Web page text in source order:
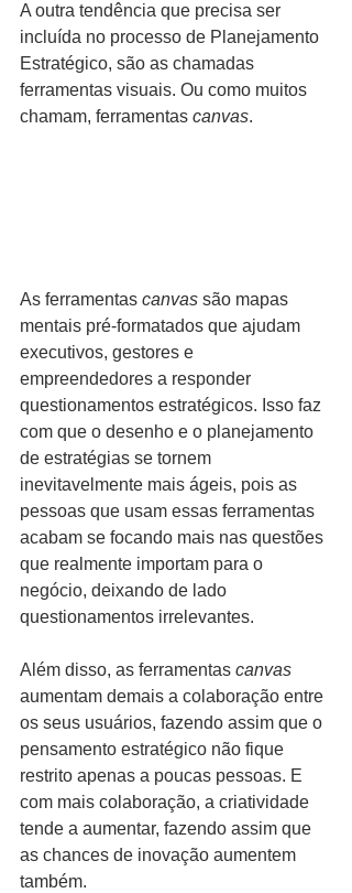
A outra tendência que precisa ser
incluída no processo de Planejamento
Estratégico, são as chamadas
ferramentas visuais. Ou como muitos
chamam, ferramentas canvas.
As ferramentas canvas são mapas
mentais pré-formatados que ajudam
executivos, gestores e
empreendedores a responder
questionamentos estratégicos. Isso faz
com que o desenho e o planejamento
de estratégias se tornem
inevitavelmente mais ágeis, pois as
pessoas que usam essas ferramentas
acabam se focando mais nas questões
que realmente importam para o
negócio, deixando de lado
questionamentos irrelevantes.
Além disso, as ferramentas canvas
aumentam demais a colaboração entre
os seus usuários, fazendo assim que o
pensamento estratégico não fique
restrito apenas a poucas pessoas. E
com mais colaboração, a criatividade
tende a aumentar, fazendo assim que
as chances de inovação aumentem
também.